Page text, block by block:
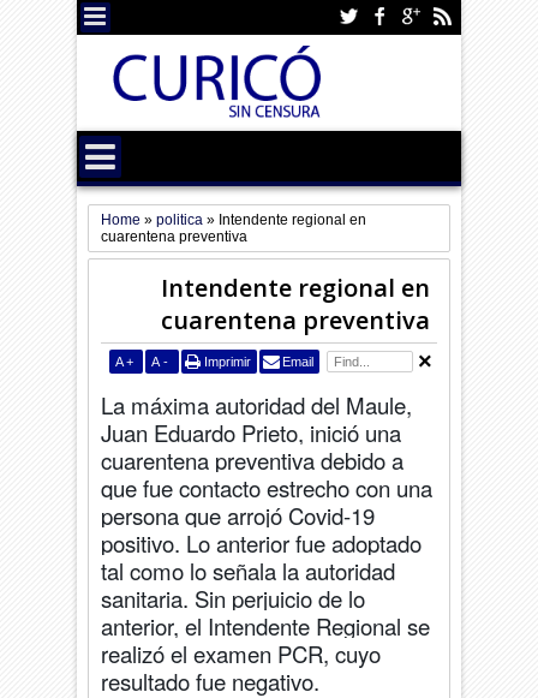
Home »politica » Intendente regional en
cuarentena preventiva
Intendente regional en
cuarentena preventiva
A + A - Imprimir Email
La máxima autoridad del Maule,
Juan Eduardo Prieto, inició una
cuarentena preventiva debido a
que fue contacto estrecho con una
persona que arrojó Covid-19
positivo. Lo anterior fue adoptado
tal como lo señala la autoridad
sanitaria. Sin perjuicio de lo
anterior, el Intendente Regional se
realizó el examen PCR, cuyo
resultado fue negativo.